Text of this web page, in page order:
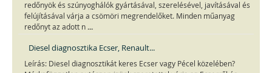
redőnyök és szúnyoghálók gyártásával, szerelésével, javításával és
felújításával várja a csömöri megrendelőket. Minden műanyag
redőnyt az adott n ...
Diesel diagnosztika Ecser, Renault...
Leírás: Diesel diagnosztikát keres Ecser vagy Pécel közelében?